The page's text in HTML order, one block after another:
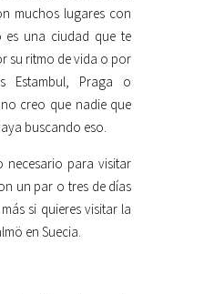
muchos lugares con
es una ciudad que te
su ritmo de vida o por
Estambul, Praga o
creo que nadie que
buscando eso.
necesario para visitar
un par o tres de días
si quieres visitar la
en Suecia.